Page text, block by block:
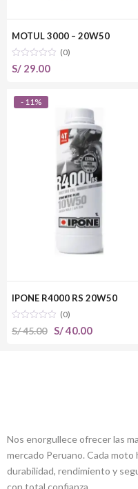
MOTUL 3000 – 20W50
(0)
S/ 29.00
- 11%
IPONE R4000 RS 20W50
(0)
S/45.00
El
S/40.00El
Nos enorgullece ofrecer las
mercado Peruano. Cada moto
durabilidad, rendimiento y